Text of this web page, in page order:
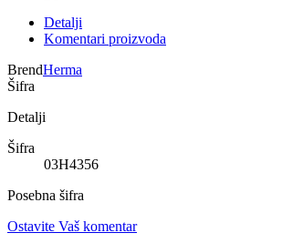
Detalji
Komentari proizvoda
BrendHerma
Šifra
Detalji
Šifra
03H4356
Posebna šifra
Ostavite Vaš komentar